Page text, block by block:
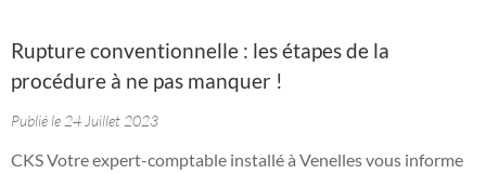
Rupture conventionnelle : les étapes de la
procédure à ne pas manquer !
Publié le 24 Juillet 2023
CKS Votre expert-comptable installé à Venelles vous informe